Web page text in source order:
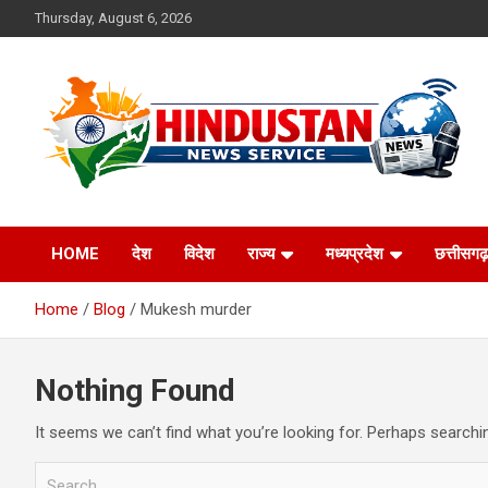
to
Thursday, August 6, 2026
Hindustan News
Service
HOME देश विदेश राज्य मध्यप्रदेश छत्तीसगढ़
Home Blog Mukesh murder
Nothing Found
It seems we can’t find what you’re looking for. Perhaps